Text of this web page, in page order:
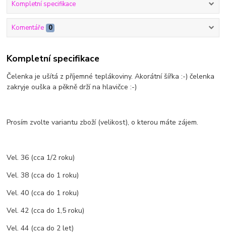
Kompletní specifikace
Komentáře 0
Kompletní specifikace
Čelenka je ušítá z příjemné teplákoviny. Akorátní šířka :-) čelenka
zakryje ouška a pěkně drží na hlavičce :-)
Prosím zvolte variantu zboží (velikost), o kterou máte zájem.
Vel. 36 (cca 1/2 roku)
Vel. 38 (cca do 1 roku)
Vel. 40 (cca do 1 roku)
Vel. 42 (cca do 1,5 roku)
Vel. 44 (cca do 2 let)